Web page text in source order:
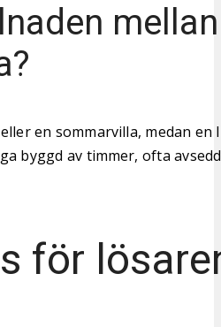
en sommarvilla, medan en
byggd av timmer, ofta
för